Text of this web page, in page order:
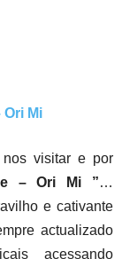
Ori Mi
visitar e por
– Ori Mi ”…
e cativante
actualizado
acessando